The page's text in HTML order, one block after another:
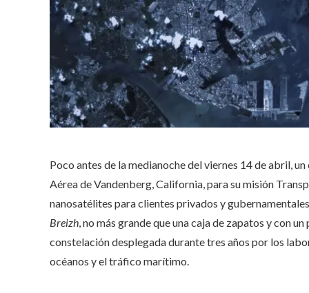
Poco antes de la medianoche del viernes 14 de abril,
Aérea de Vandenberg, California, para su misión
nanosatélites para clientes privados y
Breizh, no más grande que una caja de zapatos y con
constelación desplegada durante tres años por los
océanos y el tráfico marítimo.